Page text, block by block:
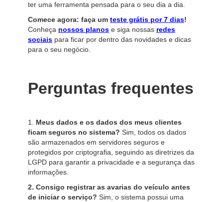
ter uma ferramenta pensada para o seu dia a dia.
Comece agora: faça um teste grátis por 7 dias!
Conheça nossos planos e siga nossas redes
sociais para ficar por dentro das novidades e dicas
para o seu negócio.
Perguntas frequentes
1. Meus dados e os dados dos meus clientes
ficam seguros no sistema? Sim, todos os dados
são armazenados em servidores seguros e
protegidos por criptografia, seguindo as diretrizes da
LGPD para garantir a privacidade e a segurança das
informações.
2. Consigo registrar as avarias do veículo antes
de iniciar o serviço? Sim, o sistema possui uma